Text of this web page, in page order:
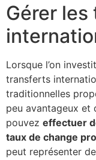
Gérer
Lorsque l’on
transferts
traditionnelles
peu avantageux et
pouvez effectuer
taux de change
peut représenter